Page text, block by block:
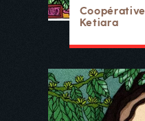
Coopérative
Ketiara